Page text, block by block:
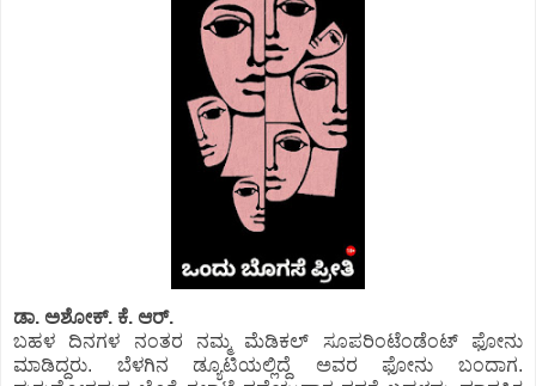
ಡಾ. ಅಶೋಕ್.‌ ಕೆ. ಆರ್.‌
ಬಹಳ ದಿನಗಳ ನಂತರ ನಮ್ಮ ಮೆಡಿಕಲ್ ಸೂಪರಿಂಟೆಂಡೆಂಟ್ ಫೋನು
ಮಾಡಿದ್ದರು. ಬೆಳಗಿನ ಡ್ಯೂಟಿಯಲ್ಲಿದ್ದೆ ಅವರ ಫೋನು ಬಂದಾಗ.